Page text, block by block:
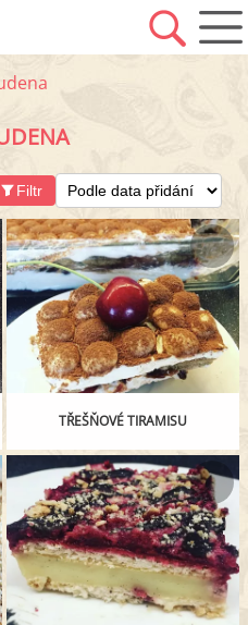
Filtr
TŘEŠŇOVÉ TIRAMISU